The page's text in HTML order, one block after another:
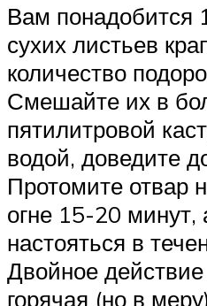
Вам понадобится
сухих листьев
количество
Смешайте их в
пятилитровой
водой, доведите
Протомите отвар
огне 15-20 минут,
настояться в
Двойное
горячая (но в